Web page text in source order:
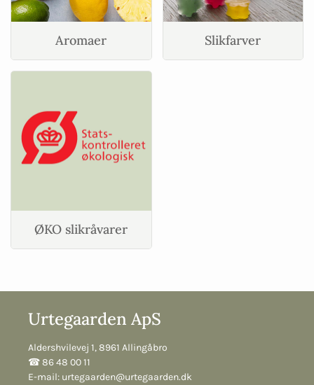
Aromaer Slikfarver
ØKO slikråvarer
Urtegaarden ApS
Aldershvilevej 1, 8961 Allingåbro
☎︎ 86 48 00 11
E-mail: urtegaarden@urtegaarden.dk